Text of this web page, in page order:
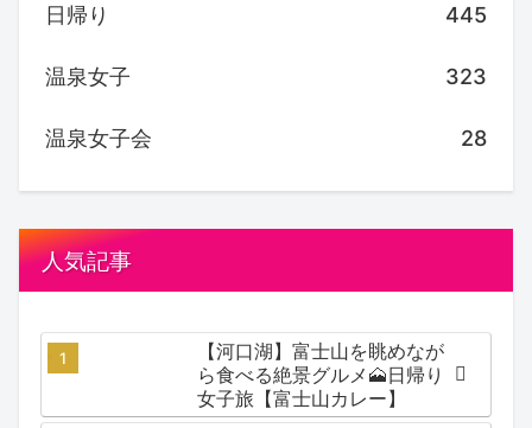
日帰り 445
温泉女子 323
温泉女子会 28
人気記事
【河口湖】富士山を眺めなが
ら食べる絶景グルメ🗻日帰り
女子旅【富士山カレー】